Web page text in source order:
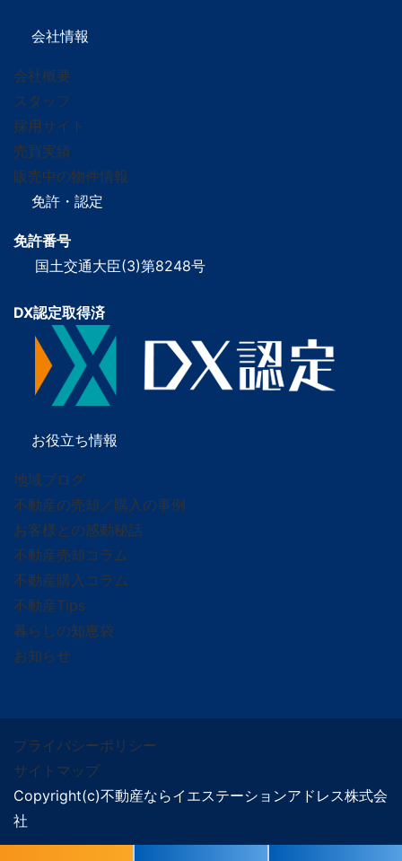
会社情報
会社概要
スタッフ
採用サイト
売買実績
販売中の物件情報
免許・認定
免許番号
国土交通大臣(3)第8248号
DX認定取得済
お役立ち情報
地域ブログ
不動産の売却／購入の事例
お客様との感動秘話
不動産売却コラム
不動産購入コラム
不動産Tips
暮らしの知恵袋
お知らせ
プライバシーポリシー
サイトマップ
Copyright(c)不動産ならイエステーションアドレス株式会
社